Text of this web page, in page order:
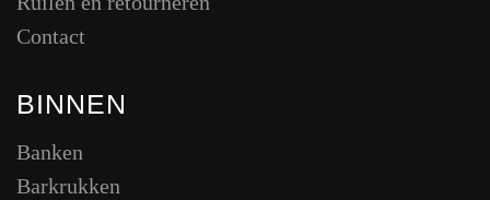
Contact
BINNEN
Banken
Barkrukken